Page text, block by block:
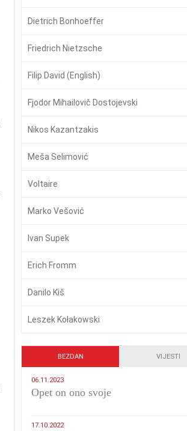
Dietrich Bonhoeffer
Friedrich Nietzsche
Filip David (English)
Fjodor Mihailovič Dostojevski
Nikos Kazantzakis
Meša Selimović
Voltaire
Marko Vešović
Ivan Supek
Erich Fromm
Danilo Kiš
Leszek Kołakowski
BEZDAN VIJESTI
06.11.2023
​Opet on ono svoje
17.10.2022